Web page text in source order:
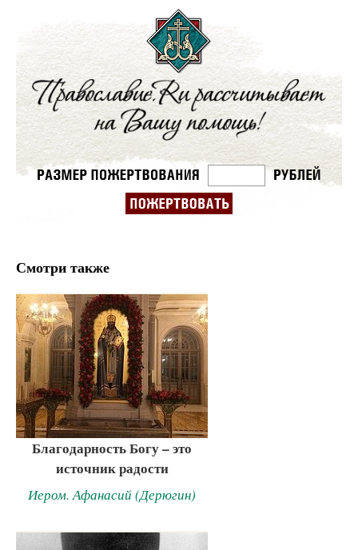
Смотри также
Благодарность Богу – это
источник радости
Иером. Афанасий (Дерюгин)